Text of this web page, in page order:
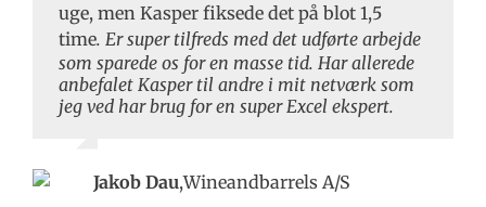
uge, men Kasper fiksede det på blot 1,5
time. Er super tilfreds med det udførte arbejde
som sparede os for en masse tid. Har allerede
anbefalet Kasper til andre i mit netværk som
jeg ved har brug for en super Excel ekspert.
Jakob Dau,Wineandbarrels A/S